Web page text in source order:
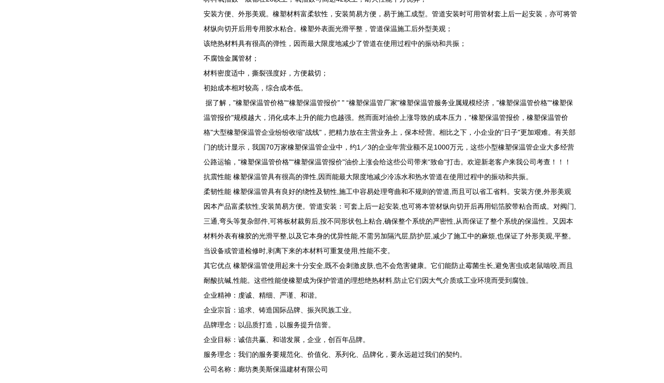
安装方便、外形美观。橡塑材料富柔软性，安装简易方便，易于施工成型。管道安装时可用管材套上后一起安装，亦可将管
材纵向切开后用专用胶水粘合。橡塑外表面光滑平整，管道保温施工后外型美观；
该绝热材料具有很高的弹性，因而最大限度地减少了管道在使用过程中的振动和共振；
不腐蚀金属管材；
材料密度适中，撕裂强度好，方便裁切；
初始成本相对较高，综合成本低。
据了解，"橡塑保温管价格"“橡塑保温管报价" " “橡塑保温管厂家"橡塑保温管服务业属规模经济，"橡塑保温管价格"“橡塑保
温管报价"规模越大，消化成本上升的能力也越强。然而面对油价上涨导致的成本压力，“橡塑保温管报价，橡塑保温管价
格"大型橡塑保温管企业纷纷收缩“战线"，把精力放在主营业务上，保本经营。相比之下，小企业的“日子"更加艰难。有关部
门的统计显示，我国70万家橡塑保温管企业中，约1／3的企业年营业额不足1000万元，这些小型橡塑保温管企业大多经营
公路运输，"橡塑保温管价格"“橡塑保温管报价"油价上涨会给这些公司带来“致命"打击。欢迎新老客户来我公司考查！！！
抗震性能 橡塑保温管具有很高的弹性,因而能最大限度地减少冷冻水和热水管道在使用过程中的振动和共振。
柔韧性能 橡塑保温管具有良好的绕性及韧性,施工中容易处理弯曲和不规则的管道,而且可以省工省料。安装方便,外形美观
因本产品富柔软性,安装简易方便。管道安装：可套上后一起安装,也可将本管材纵向切开后再用铝箔胶带粘合而成。对阀门,
三通,弯头等复杂部件,可将板材裁剪后,按不同形状包上粘合,确保整个系统的严密性,从而保证了整个系统的保温性。又因本
材料外表有橡胶的光滑平整,以及它本身的优异性能,不需另加隔汽层,防护层,减少了施工中的麻烦,也保证了外形美观,平整。
当设备或管道检修时,剥离下来的本材料可重复使用,性能不变。
其它优点 橡塑保温管使用起来十分安全,既不会刺激皮肤,也不会危害健康。它们能防止霉菌生长,避免害虫或老鼠啮咬,而且
耐酸抗碱,性能。这些性能使橡塑成为保护管道的理想绝热材料,防止它们因大气介质或工业环境而受到腐蚀。
企业精神：虔诚、精细、严谨、和谐。
企业宗旨：追求、铸造国际品牌、振兴民族工业。
品牌理念：以品质打造，以服务提升信誉。
企业目标：诚信共赢、和谐发展，企业，创百年品牌。
服务理念：我们的服务要规范化、价值化、系列化、品牌化，要永远超过我们的契约。
公司名称：廊坊奥美斯保温建材有限公司